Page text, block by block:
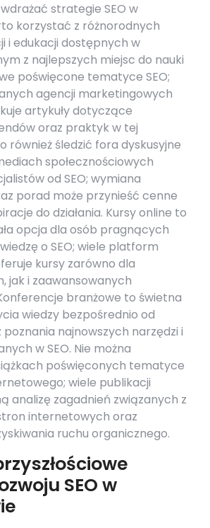
strategie SEO w
korzystać z różnorodnych
i edukacji dostępnych w
z najlepszych miejsc do nauki
poświęcone tematyce SEO;
agencji marketingowych
artykuły dotyczące
oraz praktyk w tej
również śledzić fora dyskusyjne
społecznościowych
od SEO; wymiana
porad może przynieść cenne
do działania. Kursy online to
opcja dla osób pragnących
o SEO; wiele platform
kursy zarówno dla
jak i zaawansowanych
branżowe to świetna
wiedzy bezpośrednio od
najnowszych narzędzi i
w SEO. Nie można
poświęconych tematyce
wiele publikacji
analizę zagadnień związanych z
internetowych oraz
ruchu organicznego.
SEO w